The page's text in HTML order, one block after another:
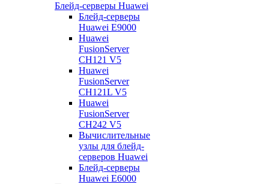
Блейд-серверы Huawei
Блейд-серверы
Huawei E9000
Huawei
FusionServer
CH121 V5
Huawei
FusionServer
CH121L V5
Huawei
FusionServer
CH242 V5
Вычислительные
узлы для блейд-
серверов Huawei
Блейд-серверы
Huawei E6000